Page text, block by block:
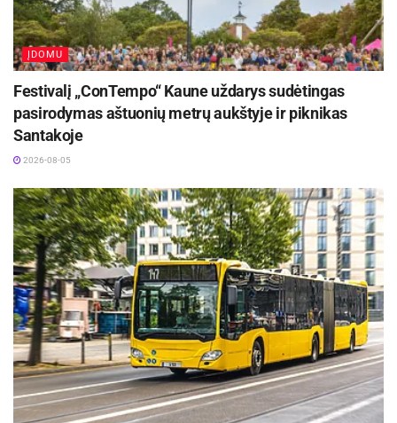
ĮDOMU
Festivalį „ConTempo“ Kaune uždarys sudėtingas
pasirodymas aštuonių metrų aukštyje ir piknikas
Santakoje
2026-08-05